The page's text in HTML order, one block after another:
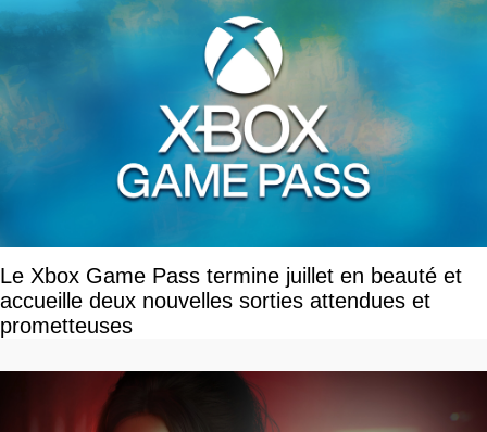
Le Xbox Game Pass termine juillet en beauté et
accueille deux nouvelles sorties attendues et
prometteuses